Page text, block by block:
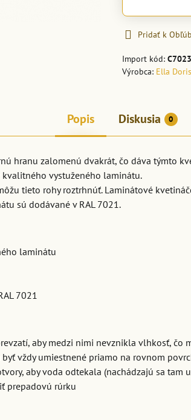
Pridať k
Import kód:
Výrobca: Ella Doris
Popis Diskusia 0
hranu zalomenú dvakrát, čo dáva týmto
kvalitného vystuženého laminátu.
tieto rohy roztrhnúť. Laminátové
sú dodávané v RAL 7021.
laminátu
7021
aby medzi nimi nevznikla vlhkosť, čo
vždy umiestnené priamo na rovnom
aby voda odtekala (nachádzajú sa tam
prepadovú rúrku